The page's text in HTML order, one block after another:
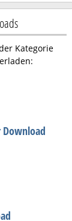
Kategorie